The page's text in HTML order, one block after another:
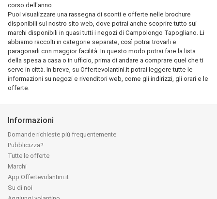
corso dell'anno.
Puoi visualizzare una rassegna di sconti e offerte nelle brochure
disponibili sul nostro sito web, dove potrai anche scoprire tutto sui
marchi disponibili in quasi tutti i negozi di Campolongo Tapogliano. Li
abbiamo raccolti in categorie separate, così potrai trovarli e
paragonarli con maggior facilità. In questo modo potrai fare la lista
della spesa a casa o in ufficio, prima di andare a comprare quel che ti
serve in città. In breve, su Offertevolantini.it potrai leggere tutte le
informazioni su negozi e rivenditori web, come gli indirizzi, gli orari e le
offerte.
Informazioni
Domande richieste più frequentemente
Pubblicizza?
Tutte le offerte
Marchi
App Offertevolantini.it
Su di noi